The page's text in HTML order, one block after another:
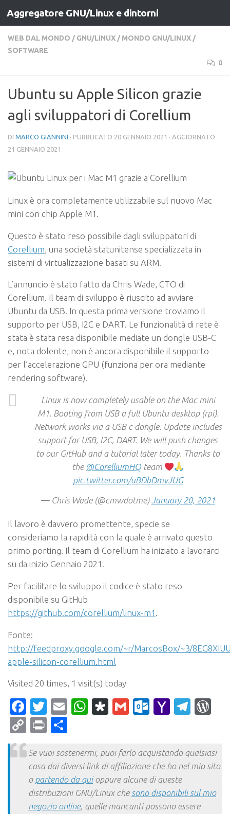
Salta al contenuto
Aggregatore GNU/Linux e dintorni
WEB DAL MONDO / GNU/LINUX / MONDO GNU/LINUX /
SOFTWARE
0
Ubuntu su Apple Silicon grazie
agli sviluppatori di Corellium
DI MARCO GIANNINI · PUBBLICATO 20 GENNAIO 2021 · AGGIORNATO
21 GENNAIO 2021
Linux è ora completamente utilizzabile sul nuovo Mac
mini con chip Apple M1.
Questo è stato reso possibile dagli sviluppatori di
Corellium , una società statunitense specializzata in
sistemi di virtualizzazione basati su ARM.
L’annuncio è stato fatto da Chris Wade, CTO di
Corellium. Il team di sviluppo è riuscito ad avviare
Ubuntu da USB. In questa prima versione troviamo il
supporto per USB, I2C e DART. Le funzionalità di rete è
stata è stata resa disponibile mediate un dongle USB-C
e, nota dolente, non è ancora disponibile il supporto
per l’accelerazione GPU (funziona per ora mediante
rendering software).
Linux is now completely usable on the Mac mini
M1. Booting from USB a full Ubuntu desktop (rpi).
Network works via a USB c dongle. Update includes
support for USB, I2C, DART. We will push changes
to our GitHub and a tutorial later today. Thanks to
the @CorelliumHQteam
pic.twitter.com/uBDbDmvJUG
— Chris Wade (@cmwdotme) January 20, 2021
Il lavoro è davvero promettente, specie se
consideriamo la rapidità con la quale è arrivato questo
primo porting. Il team di Corellium ha iniziato a lavorarci
su da inizio Gennaio 2021.
Per facilitare lo sviluppo il codice è stato reso
disponibile su GitHub
https://github.com/corellium/linux-m1 .
Fonte:
http://feedproxy.google.com/~r/MarcosBox/~3/
apple-silicon-corellium.html
Visited 20 times, 1 visit(s) today
Facebook
Twitter
EmailWhatsApp
Diaspora
Gmail Yahoo
CopyPrint
Se vuoi sostenermi, puoi farlo acquistando qualsiasi
cosa dai diversi link di affiliazione che ho nel mio sito
o partendo da quioppure alcune di queste
distribuzioni GNU/Linux che sono disponibili sul mio
negozio online, quelle mancanti possono essere